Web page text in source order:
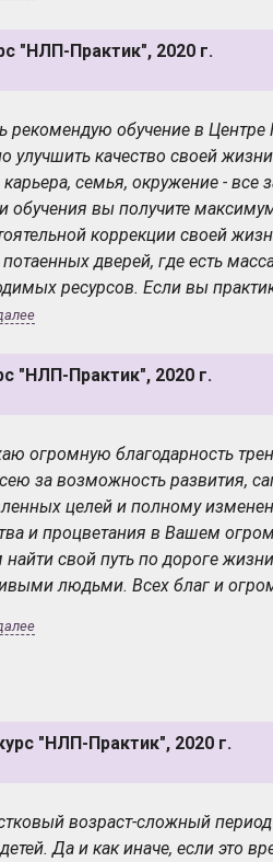
НЛП, «не видимая и не
сказал: «Мы то, куда
восприятия окружающей
реальность. И здесь есть
эти самые фильтры можно
"НЛП-Практик", 2020 г.
рекомендую обучение в
улучшить качество своей
семья, окружение - все
обучения вы получите
коррекции своей
дверей, где есть
ресурсов. Если вы
еще множество реально
и понятный курс. Ломать
которые определенно
"НЛП-Практик", 2020 г.
огромную благодарность
за возможность развития,
целей и полному
и процветания в Вашем
свой путь по дороге
людьми. Всех благ и
"НЛП-Практик", 2020 г.
возраст-сложный
Да и как иначе, если это